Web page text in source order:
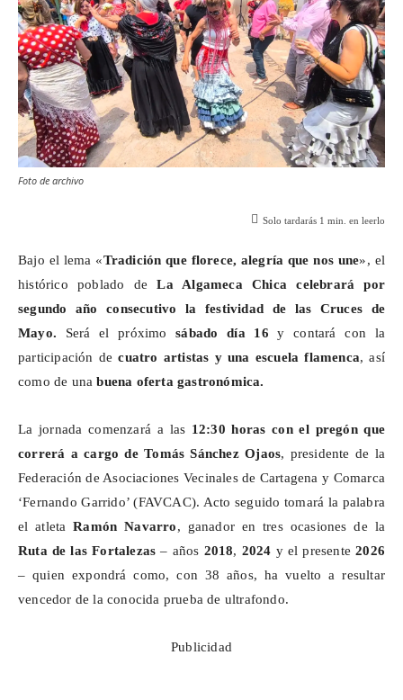
Foto de archivo
Solo tardarás 1 min. en leerlo
Bajo el lema «Tradición que florece, alegría que nos une», el
histórico poblado deLa Algameca Chica celebrará por
segundo año consecutivo la festividad de las Cruces de
Mayo. Será el próximosábado día 16y contará con la
participación de cuatro artistas y una escuela flamenca, así
como de una buena oferta gastronómica.
La jornada comenzará a las 12:30 horas con el pregón que
correrá a cargo de Tomás Sánchez Ojaos, presidente de la
Federación de Asociaciones Vecinales de Cartagena y Comarca
‘Fernando Garrido’ (FAVCAC). Acto seguido tomará la palabra
el atletaRamón Navarro, ganador en tres ocasiones de la
Ruta de las Fortalezas – años 2018, 2024 y el presente2026
– quien expondrá como, con 38 años, ha vuelto a resultar
vencedor de la conocida prueba de ultrafondo.
Publicidad